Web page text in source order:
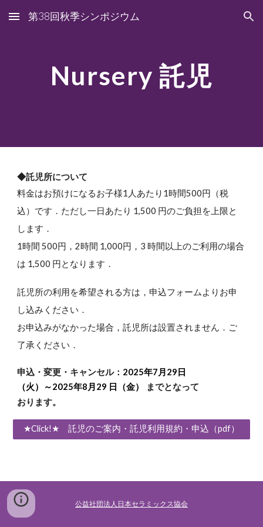
Skip to main content Skip to navigation
第38回秋季シンポジウム
Nursery 託児
◆託児所について
料金はお預けになるお子様1人あたり1時間500円（税
込）です．ただし一日あたり 1,500 円のご負担を上限と
します．
1時間 500円，2時間 1,000円，3 時間以上のご利用の場合
は 1,500 円となります．
託児所の利用を希望される方は，申込フォームよりお申
し込みください．
お申込みがなかった場合，託児所は設置されません．ご
了承ください．
申込・変更・キャンセル： 2025年7月29日
（火）～2025年8月29 日（金）
までとなって
おります。
★Click!★ 託児のご案内・託児利用規約・申込（pdf）
公益社団法人日本セラミックス協会